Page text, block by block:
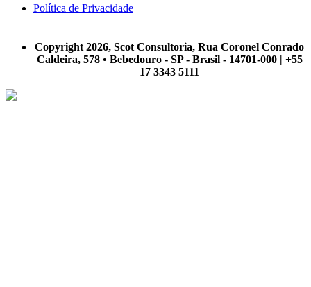
Política de Privacidade
Copyright 2026, Scot Consultoria, Rua Coronel Conrado
Caldeira, 578 • Bebedouro - SP - Brasil - 14701-000 | +55
17 3343 5111